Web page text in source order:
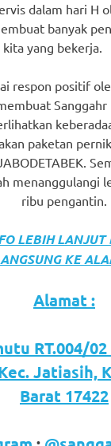
dalam hari H
banyak
yang bekerja.
respon positif
paketan
menanggulangi
ribu pengantin.
LEBIH LANJUT
KE
Alamat :
RT.004/02
Jatiasih,
Barat 17422